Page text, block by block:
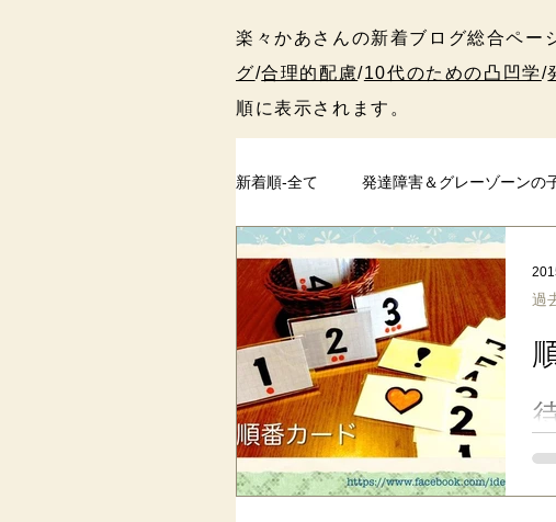
楽々かあさんの新着ブログ総合ペー
グ/合理的配慮/10代のための凸凹学/
順に表示されます。
新着順-全て 発達障害＆グレーゾーンの
ペアレントトレーニング 発達障
過去記事 まとめ
子
過